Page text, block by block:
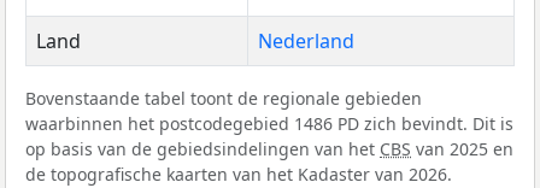
Land
Nederland
Bovenstaande tabel toont de regionale gebieden
waarbinnen het postcodegebied 1486 PD zich bevindt. Dit is
op basis van de gebiedsindelingen van het CBS van 2025 en
de topografische kaarten van het Kadaster van 2026.